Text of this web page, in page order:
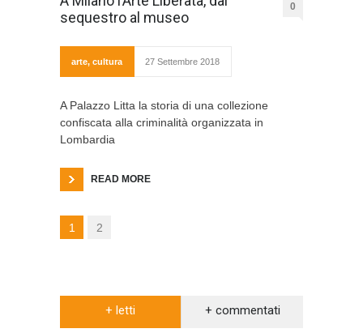
sequestro al museo
0
arte, cultura 27 Settembre 2018
A Palazzo Litta la storia di una collezione
confiscata alla criminalità organizzata in
Lombardia
READ MORE
1 2
+ letti + commentati